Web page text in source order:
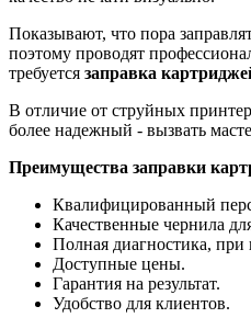
Показывают, что пора
поэтому проводят
требуется заправка
В отличие от струйных
более надежный - вызвать
Преимущества заправки
Квалифицированный
Качественные чернила
Полная диагностика, при
Доступные цены.
Гарантия на результат.
Удобство для клиентов.